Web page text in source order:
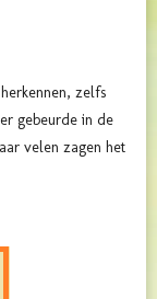
zelfs
gebeurde in de
velen zagen het